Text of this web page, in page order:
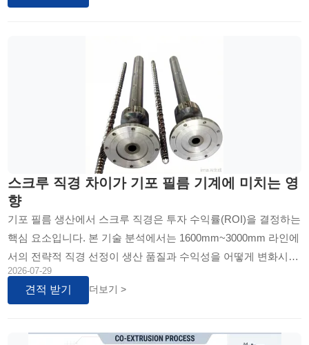
스크루 직경 차이가 기포 필름 기계에 미치는 영
향
기포 필름 생산에서 스크루 직경은 투자 수익률(ROI)을 결정하는
핵심 요소입니다. 본 기술 분석에서는 1600mm~3000mm 라인에
서의 전략적 직경 선정이 생산 품질과 수익성을 어떻게 변화시키
는지 심층적으로 다룹니다. 엔지니어링 원리를 학습하고...
2026-07-29
견적 받기 더보기 >